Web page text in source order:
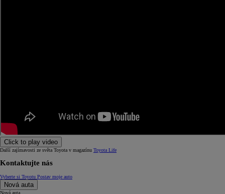
Click to play video
Další zajímavosti ze světa Toyota v magazínu Toyota Life
Kontaktujte nás
Vyberte si Toyotu Postav moje auto
Nová auta
Nová auta